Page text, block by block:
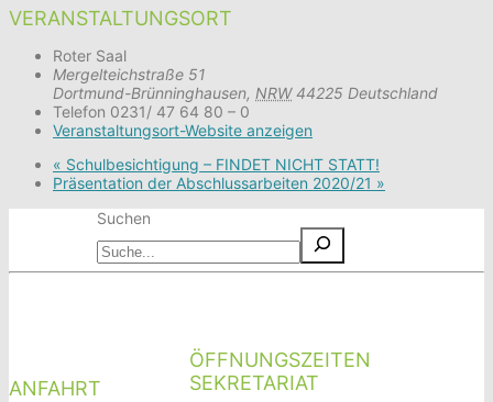
VERANSTALTUNGSORT
Roter Saal
Mergelteichstraße 51
Dortmund-Brünninghausen, NRW 44225 Deutschland
Telefon 0231/ 47 64 80 – 0
Veranstaltungsort-Website anzeigen
« Schulbesichtigung – FINDET NICHT STATT!
Präsentation der Abschlussarbeiten 2020/21 »
Suchen
ANFAHRT
ÖFFNUNGSZEITEN
SEKRETARIAT